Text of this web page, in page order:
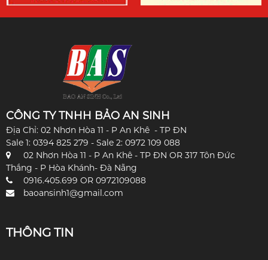
CÔNG TY TNHH BẢO AN SINH
Địa Chỉ: 02 Nhơn Hòa 11 - P An Khê - TP ĐN
Sale 1: 0394 825 279 - Sale 2: 0972 109 088
02 Nhơn Hòa 11 - P An Khê - TP ĐN OR 317 Tôn Đức
Thắng - P Hòa Khánh- Đà Nẵng
0916.405.699 OR 0972109088
baoansinh1@gmail.com
THÔNG TIN